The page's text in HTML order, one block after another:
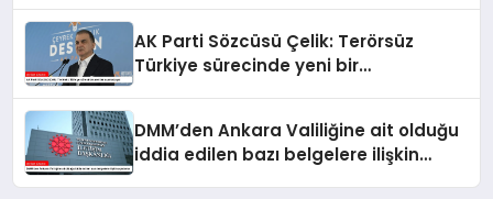
AK Parti Sözcüsü Çelik: Terörsüz
Türkiye sürecinde yeni bir
DMM’den Ankara Valiliğine ait olduğu
iddia edilen bazı belgelere ilişkin